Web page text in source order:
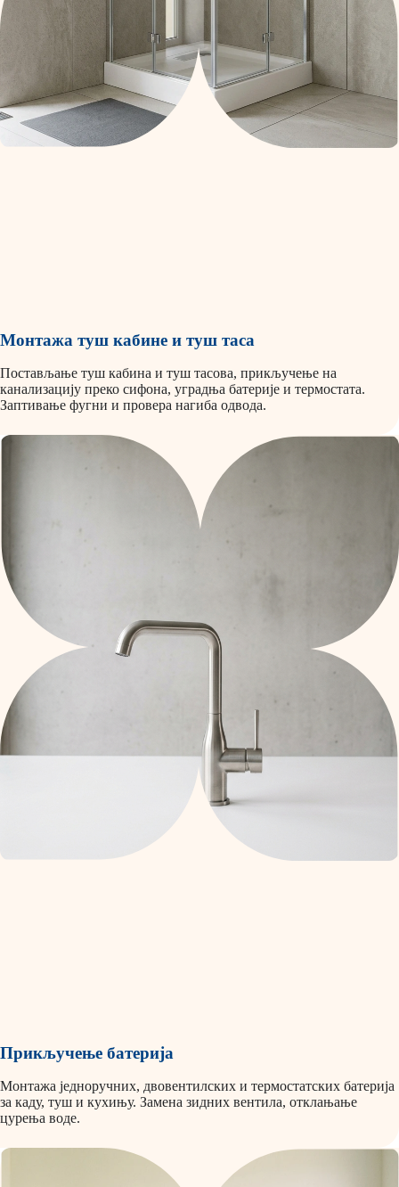
Монтажа туш кабине и туш таса
Постављање туш кабина и туш тасова, прикључење на
канализацију преко сифона, уградња батерије и термостата.
Заптивање фугни и провера нагиба одвода.
Прикључење батерија
Монтажа једноручних, двовентилских и термостатских батерија
за каду, туш и кухињу. Замена зидних вентила, отклањање
цурења воде.